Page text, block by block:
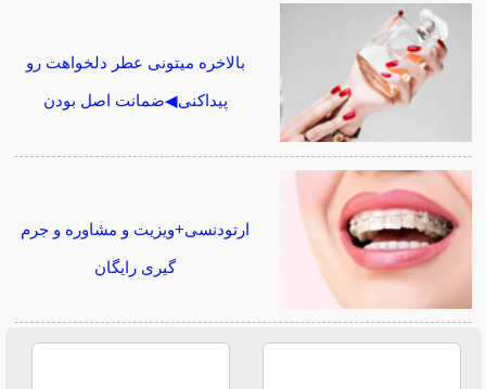
بالاخره میتونی عطر دلخواهت رو
پیداکنی◀ضمانت اصل بودن
ارتودنسی+ویزیت و مشاوره و جرم
گیری رایگان